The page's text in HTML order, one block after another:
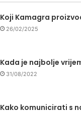
Koji Kamagra
26/02/2025
Kada je najbolje
31/08/2022
Kako komunicirati s